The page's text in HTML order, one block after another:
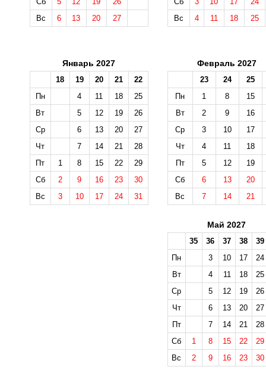
Вс
6 13 20 27
Вс
4 11 18 25
Январь 2027
18 19 20 21
22
Пн
4 11 18
25
Вт
5 12 19
26
Ср
6 13 20
27
Чт
7 14 21
28
Пт
1 8 15 22
29
Сб
2 9 16 23
30
Вс
3 10 17 24 31
Февраль 2027
23 24
25
Пн
1 8
15
Вт
2 9
16
Ср
3 10
17
Чт
4 11
18
Пт
5 12
19
Сб
6 13
20
Вс
7 14 21
Май 2027
35 36 37 38
39
Пн
3 10 17
24
Вт
4 11 18
25
Ср
5 12 19
26
Чт
6 13 20
27
Пт
7 14 21
28
Сб
1 8 15 22
29
Вс
2 9 16 23 30